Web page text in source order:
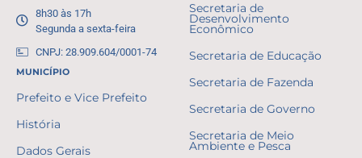
8h30 às 17h
Segunda a sexta-feira
CNPJ: 28.909.604/0001-74
MUNICÍPIO
Prefeito e Vice Prefeito
História
Dados Gerais
Secretaria de
Desenvolvimento
Econômico
Secretaria de Educação
Secretaria de Fazenda
Secretaria de Governo
Secretaria de Meio
Ambiente e Pesca